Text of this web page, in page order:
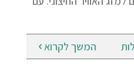
המשך לקרוא